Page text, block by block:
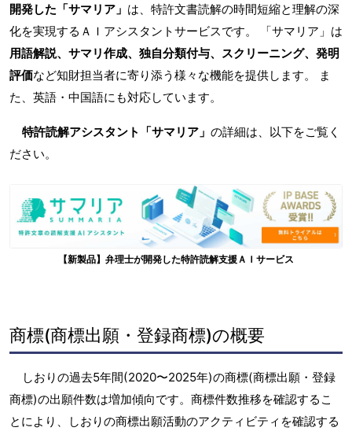
開発した「サマリア」 は、特許文書読解の時間短縮と理解の深
化を実現するＡＩアシスタントサービスです。 「サマリア」は
用語解説、サマリ作成、独自分類付与、スクリーニング、発明
評価など知財担当者に寄り添う様々な機能を提供します。 ま
た、英語・中国語にも対応しています。
特許読解アシスタント「サマリア」 の詳細は、以下をご覧く
ださい。
【新製品】弁理士が開発した特許読解支援ＡＩサービス
商標(商標出願・登録商標)の概要
しおりの過去5年間(2020〜2025年)の商標(商標出願・登録
商標)の出願件数は増加傾向です。商標件数推移を確認するこ
とにより、しおりの商標出願活動のアクティビティを確認する